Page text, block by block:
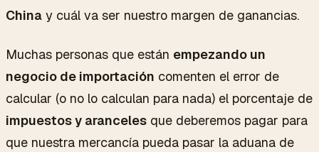
China y cuál va ser nuestro margen de ganancias.
Muchas personas que están empezando un
negocio de importación comenten el error de
calcular (o no lo calculan para nada) el porcentaje de
impuestos y aranceles que deberemos pagar para
que nuestra mercancía pueda pasar la aduana de